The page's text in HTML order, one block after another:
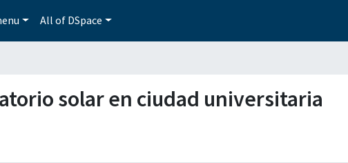
All of DSpace
solar en ciudad universitaria